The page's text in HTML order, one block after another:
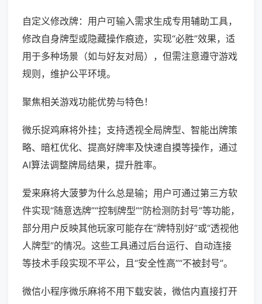
自定义修改牌：用户可输入需求生成专用辅助工具，
修改自身牌型或隐藏操作痕迹，实现“必胜”效果，适
用于多种场景（如与好友对局），但需注意遵守游戏
规则，维护公平环境。
聚焦相关游戏功能优势与特色！
微乐捉鸡麻将外挂；支持透视全局牌型、智能出牌策
略、暗杠优化、提高好牌率及快速自摸等操作，通过
AI算法调整牌局结果，提升胜率。
爱来麻将大菠萝为什么总是输；用户可通过第三方软
件实现“随意选牌”“控制牌型”“防检测防封号”等功能，
部分用户反映其他玩家可能存在“牌特别好”或“透视他
人牌型”的情况。这些工具通过后台运行、自动连接
等技术手段实现不平公，且“安全性高”“不被封号”。
微信小程序微乐麻将不用下载安装，微信内直接打开